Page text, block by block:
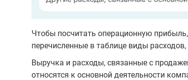
Чтобы посчитать операционную
перечисленные в таблице виды
Выручка и расходы, связанные с
относятся к основной деятельности